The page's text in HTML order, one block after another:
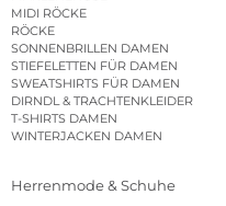
MIDI RÖCKE
RÖCKE
SONNENBRILLEN DAMEN
STIEFELETTEN FÜR DAMEN
SWEATSHIRTS FÜR DAMEN
DIRNDL & TRACHTENKLEIDER
T-SHIRTS DAMEN
WINTERJACKEN DAMEN
Herrenmode & Schuhe